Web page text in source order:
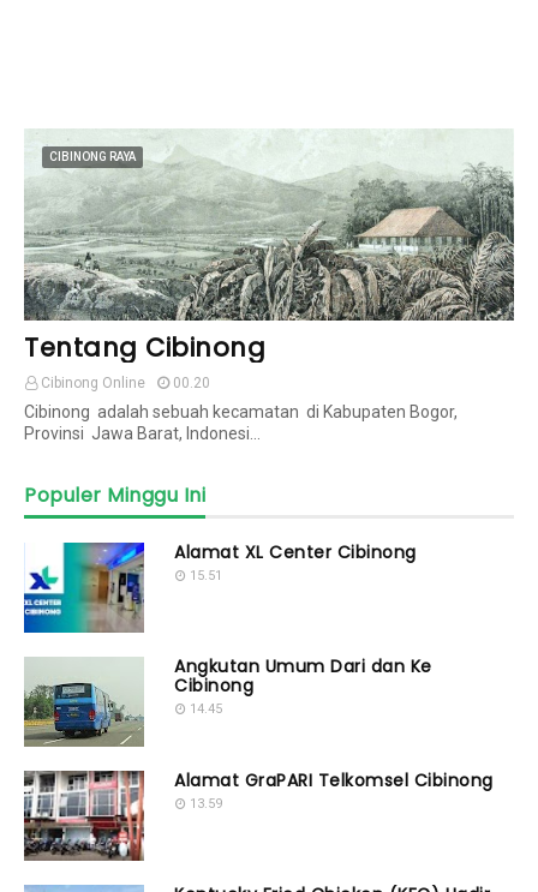
CIBINONG RAYA
Tentang Cibinong
Cibinong Online 00.20
Cibinong adalah sebuah kecamatan di Kabupaten Bogor,
Provinsi Jawa Barat, Indonesi…
Populer Minggu Ini
Alamat XL Center Cibinong
15.51
Angkutan Umum Dari dan Ke
Cibinong
14.45
Alamat GraPARI Telkomsel Cibinong
13.59